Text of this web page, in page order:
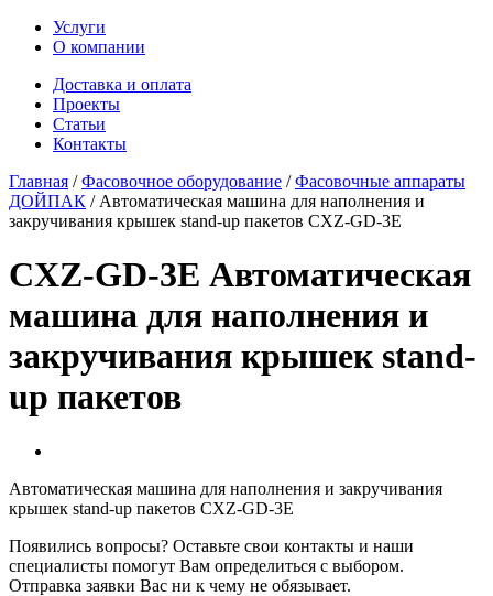
Услуги
О компании
Доставка и оплата
Проекты
Статьи
Контакты
Главная /Фасовочное оборудование /Фасовочные аппараты
ДОЙПАК / Автоматическая машина для наполнения и
закручивания крышек stand-up пакетов CXZ-GD-3E
CXZ-GD-3E Автоматическая
машина для наполнения и
закручивания крышек stand-
up пакетов
Автоматическая машина для наполнения и закручивания
крышек stand-up пакетов CXZ-GD-3E
Появились вопросы? Оставьте свои контакты и наши
специалисты помогут Вам определиться с выбором.
Отправка заявки Вас ни к чему не обязывает.